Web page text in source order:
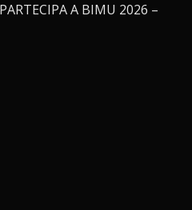
A BIMU 2026 –